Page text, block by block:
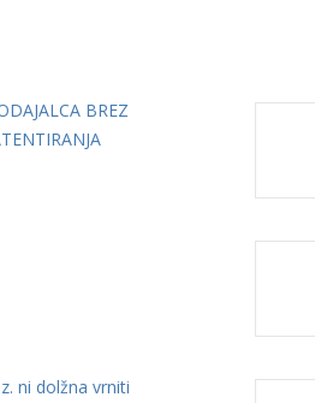
BREZ
ni dolžna vrniti